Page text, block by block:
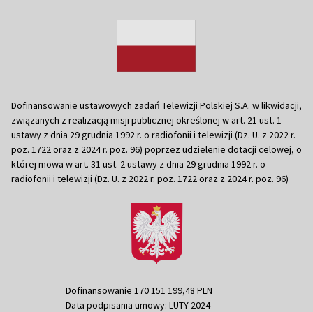
Dofinansowanie ustawowych zadań Telewizji Polskiej S.A. w likwidacji,
związanych z realizacją misji publicznej określonej w art. 21 ust. 1
ustawy z dnia 29 grudnia 1992 r. o radiofonii i telewizji (Dz. U. z 2022 r.
poz. 1722 oraz z 2024 r. poz. 96) poprzez udzielenie dotacji celowej, o
której mowa w art. 31 ust. 2 ustawy z dnia 29 grudnia 1992 r. o
radiofonii i telewizji (Dz. U. z 2022 r. poz. 1722 oraz z 2024 r. poz. 96)
Dofinansowanie 170 151 199,48 PLN
Data podpisania umowy: LUTY 2024